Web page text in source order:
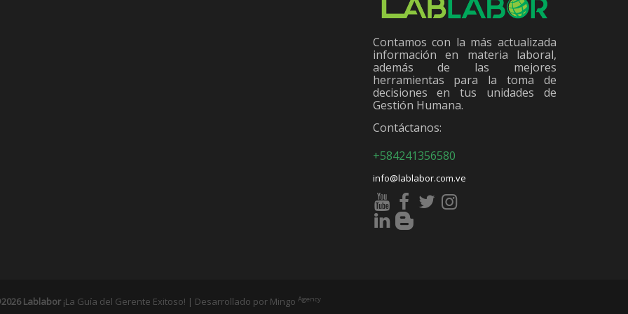
Contamos con la más actualizada
información en materia laboral,
además de las mejores
herramientas para la toma de
decisiones en tus unidades de
Gestión Humana.
Contáctanos:
+584241356580
info@lablabor.com.ve
Lablabor ¡La Guía del Gerente Exitoso! | Desarrollado por Mingo Agency